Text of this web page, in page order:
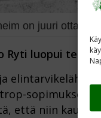
on juuri ottanut
Ryti luopui
sopimuksen,
että niin